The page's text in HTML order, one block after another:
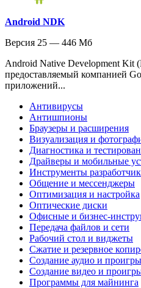
Android NDK
Версия 25 — 446 Мб
Android Native Development Kit
предоставляемый компанией
приложений...
Антивирусы
Антишпионы
Браузеры и расширения
Визуализация и
Диагностика и
Драйверы и мобильные
Инструменты
Общение и мессенджеры
Оптимизация и настройка
Оптические диски
Офисные и бизнес-
Передача файлов и сети
Рабочий стол и виджеты
Сжатие и резервное
Создание аудио и
Создание видео и
Программы для майнинга